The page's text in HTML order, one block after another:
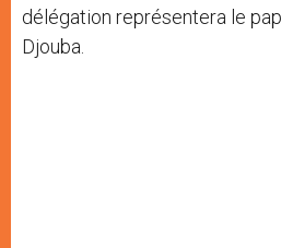
délégation représentera le
Djouba.